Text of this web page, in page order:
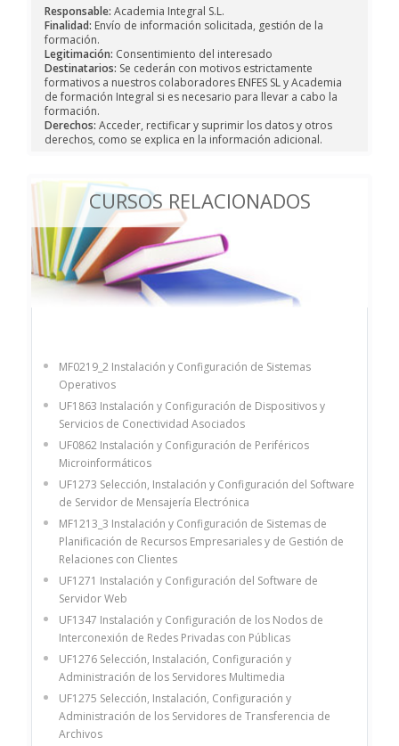
Responsable: Academia Integral S.L.
Finalidad: Envío de información solicitada, gestión de la
formación.
Legitimación: Consentimiento del interesado
Destinatarios: Se cederán con motivos estrictamente
formativos a nuestros colaboradores ENFES SL y Academia
de formación Integral si es necesario para llevar a cabo la
formación.
Derechos: Acceder, rectificar y suprimir los datos y otros
derechos, como se explica en la información adicional.
CURSOS RELACIONADOS
MF0219_2 Instalación y Configuración de Sistemas
Operativos
UF1863 Instalación y Configuración de Dispositivos y
Servicios de Conectividad Asociados
UF0862 Instalación y Configuración de Periféricos
Microinformáticos
UF1273 Selección, Instalación y Configuración del Software
de Servidor de Mensajería Electrónica
MF1213_3 Instalación y Configuración de Sistemas de
Planificación de Recursos Empresariales y de Gestión de
Relaciones con Clientes
UF1271 Instalación y Configuración del Software de
Servidor Web
UF1347 Instalación y Configuración de los Nodos de
Interconexión de Redes Privadas con Públicas
UF1276 Selección, Instalación, Configuración y
Administración de los Servidores Multimedia
UF1275 Selección, Instalación, Configuración y
Administración de los Servidores de Transferencia de
Archivos